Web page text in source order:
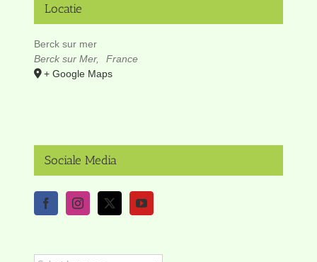
Locatie
Berck sur mer
Berck sur Mer,
France
+ Google Maps
Sociale Media